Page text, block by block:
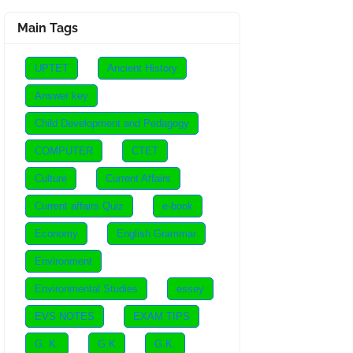
Main Tags
UPTET Ancient History
Answer key
Child Development and Pedagogy
COMPUTER CTET
Culture Current Affairs
Current affairs Quiz e-book
Economy English Grammar
Environment
Environmental Studies essey
EVS NOTES EXAM TIPS
G. K. G.K G.K.